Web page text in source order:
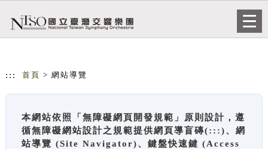
::: 首頁 > 網站導覽
本網站依照「無障礙網頁開發規範」原則設計，遵
循無障礙網站設計之規範提供網頁導盲磚(:::)、網
站導覽 (Site Navigator)、鍵盤快速鍵 (Access